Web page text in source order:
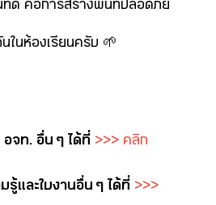
ที่ดี คือการสร้างพื้นที่ปลอดภัย
ในห้องเรียนครับ 🌱
อจท. อื่น ๆ ได้ที่ >>> คลิก
รู้และใบงาน อื่น ๆ ได้ที่ >>>